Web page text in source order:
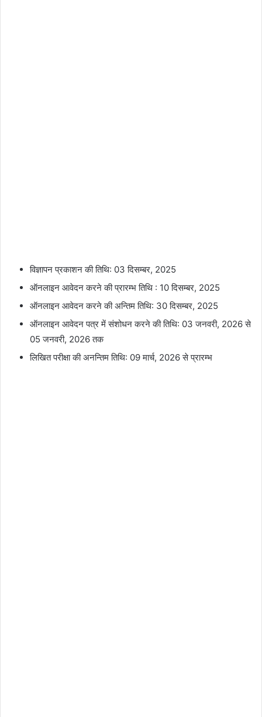
विज्ञापन प्रकाशन की तिथि: 03 दिसम्बर, 2025
ऑनलाइन आवेदन करने की प्रारम्भ तिथि : 10 दिसम्बर, 2025
ऑनलाइन आवेदन करने की अन्तिम तिथि: 30 दिसम्बर, 2025
ऑनलाइन आवेदन पत्र में संशोधन करने की तिथि: 03 जनवरी, 2026 से
05 जनवरी, 2026 तक
लिखित परीक्षा की अनन्तिम तिथि: 09 मार्च, 2026 से प्रारम्भ